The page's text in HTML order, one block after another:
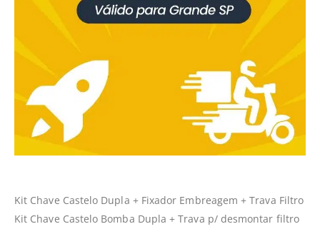
Kit Chave Castelo Dupla + Fixador Embreagem + Trava Filtro
Kit Chave Castelo Bomba Dupla + Trava p/ desmontar filtro